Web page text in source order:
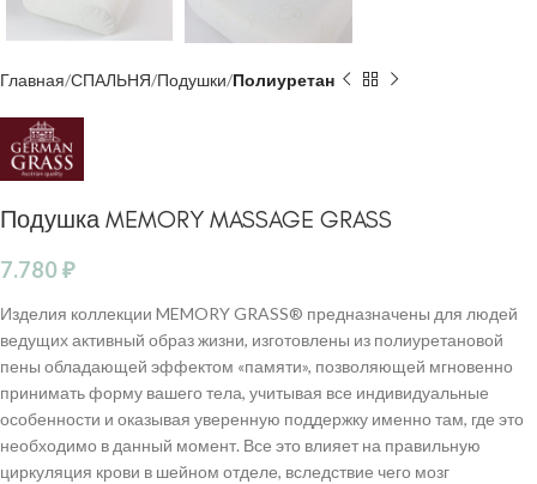
Главная СПАЛЬНЯ Подушки Полиуретан
Подушка MEMORY MASSAGE GRASS
7.780₽
Изделия коллекции MEMORY GRASS® предназначены для людей
ведущих активный образ жизни, изготовлены из полиуретановой
пены обладающей эффектом «памяти», позволяющей мгновенно
принимать форму вашего тела, учитывая все индивидуальные
особенности и оказывая уверенную поддержку именно там, где это
необходимо в данный момент. Все это влияет на правильную
циркуляция крови в шейном отделе, вследствие чего мозг